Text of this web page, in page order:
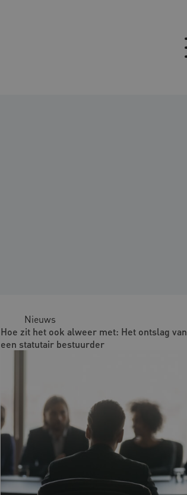
Nieuws
Hoe zit het ook alweer met: Het ontslag van
een statutair bestuurder